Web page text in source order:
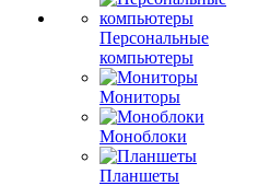
Персональные
компьютеры
Мониторы
Моноблоки
Планшеты